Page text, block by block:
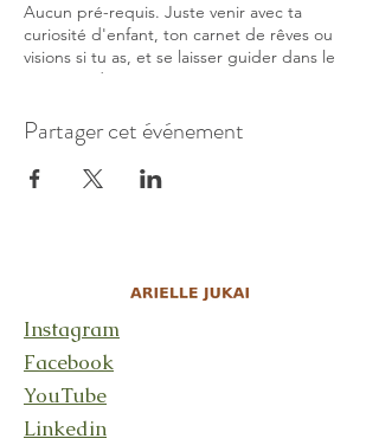
Aucun pré-requis. Juste venir avec ta
curiosité d'enfant, ton carnet de rêves ou
visions si tu as, et se laisser guider dans le
territoire de tes rêves.
Se connecter sur Zoom, avoir un coussin
pour s'asseoir, de quoi se couvrir, s'allonger,
de quoi écrire.
Le lien te sera donnée à ton inscription.
Partager cet événement
Instagram
Facebook
YouTube
Linkedin